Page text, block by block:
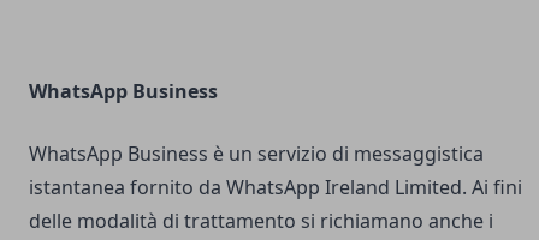
WhatsApp Business
WhatsApp Business è un servizio di messaggistica
istantanea fornito da WhatsApp Ireland Limited. Ai fini
delle modalità di trattamento si richiamano anche i